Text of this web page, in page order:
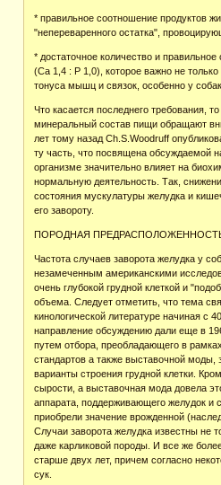
* правильное соотношение продуктов
"непереваренного остатка",
* достаточное количество и
(Ca 1,4 : Р 1,0), которое важно не
тонуса мышц и связок, особенно у
Что касается последнего требования,
минеральный состав пищи обращают
лет тому назад Ch.S.Woodruff
ту часть, что посвящена обсуждаемой
организме значительно влияет на
нормальную деятельность. Так,
состояния мускулатуры желудка и
его завороту.
ПОРОДНАЯ
Частота случаев заворота желудка у
незамеченным американскими
очень глубокой грудной клеткой и
объема. Следует отметить, что тема
кинологической литературе начиная с
направление обсуждению дали еще в
путем отбора, преобладающего в
стандартов а также выставочной
варианты строения грудной клетки.
сырости, а выставочная мода довела
аппарата, поддерживающего желудок и
приобрели значение врожденной
Случаи заворота желудка известны не
даже карликовой породы. И все же
старше двух лет, причем согласно
сук.